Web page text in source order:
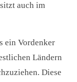
auch im
ein Vordenker
Ländern
Diese